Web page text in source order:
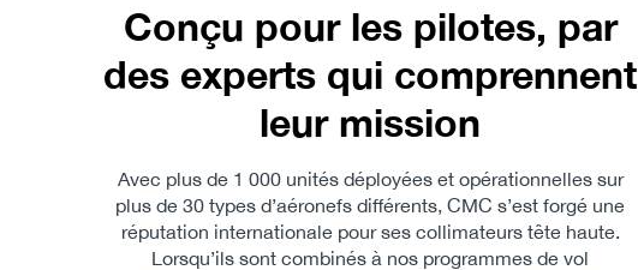
Conçu pour les pilotes, par
des experts qui comprennent
leur mission
Avec plus de 1 000 unités déployées et opérationnelles sur
plus de 30 types d’aéronefs différents, CMC s’est forgé une
réputation internationale pour ses collimateurs tête haute.
Lorsqu’ils sont combinés à nos programmes de vol